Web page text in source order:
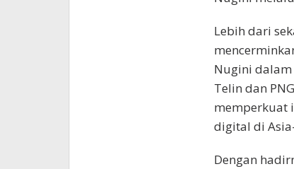
Lebih dari
Nugini dalam
Telin dan
memperkuat
digital di
Dengan